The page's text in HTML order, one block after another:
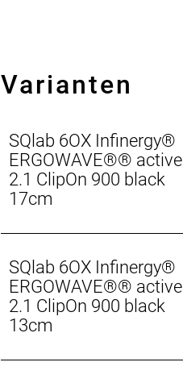
Varianten
SQlab 6OX Infinergy®
ERGOWAVE®® active
2.1 ClipOn 900 black
17cm
SQlab 6OX Infinergy®
ERGOWAVE®® active
2.1 ClipOn 900 black
13cm